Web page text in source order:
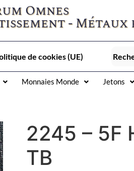
Omnes
-
de cookies (UE)
Monnaies Monde Jetons
2245 – 5F
TB